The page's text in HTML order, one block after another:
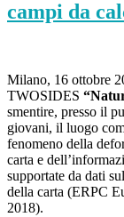
campi da
Milano, 16 ottobre
TWOSIDES
smentire, presso il
giovani, il luogo
fenomeno della
carta e
supportate da dati
della carta (ERPC
2018).